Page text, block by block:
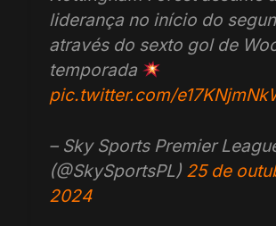
liderança no início do
através do sexto gol de
temporada
pic.twitter.com/
– Sky Sports Premier
(@SkySportsPL) 25 de
2024